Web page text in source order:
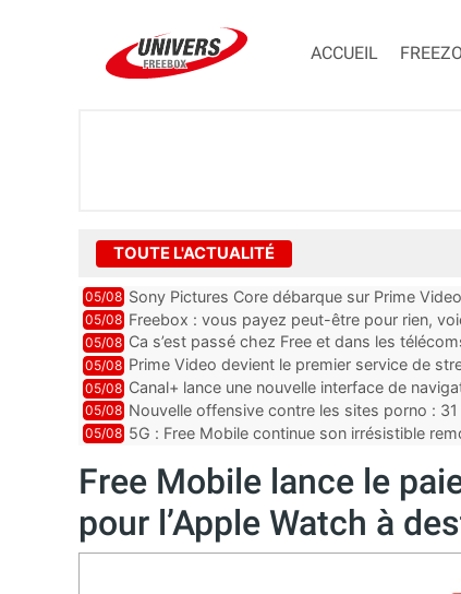
ACCUEIL
TOUTE L'ACTUALITÉ
05/08 Sony Pictures Core débarque sur Prime
05/08 Freebox : vous payez peut-être pour rien,
abonnements TV oubliés
05/08 Ca s’est passé chez Free et dans les
pointe le bout de...
05/08 Prime Video devient le premier service de
ce lancement
05/08 Canal+ lance une nouvelle interface de
05/08 Nouvelle offensive contre les sites porno :
par Orange, Free, SF...
05/08 5G : Free Mobile continue son irrésistible
Free Mobile lance le
pour l’Apple Watch à